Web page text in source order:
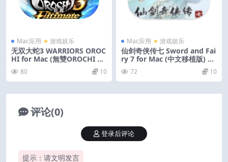
Mac应用 游戏娱乐
无双大蛇3 WARRIORS OROC
HI for Mac (無雙OROCHI 蛇
魔3) v1.0.0.9 全DLC
80 10
Mac应用 游戏娱乐
仙剑奇侠传七 Sword and Fai
ry 7 for Mac (中文移植版) v2
0325316
72 10
评论(0)
提示：请文明发言
登录后评论